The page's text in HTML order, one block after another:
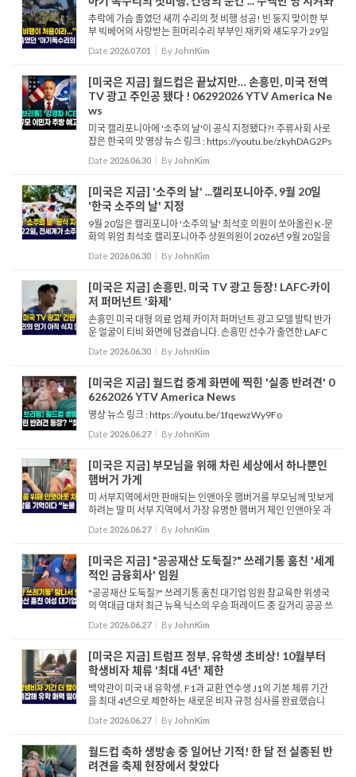
추락에 가슴 졸였던 새끼 수리의 첫 비행 성공! 빈 둥지 맞이한 부
부 빅베어의 사랑받는 흰머리수리 부부인 재키와 섀도우가 29일
새로운 경사를 맞이했습니다. 새끼 수리 루나가 처음으로 날아올
라 아빠인 섀도우가 ...
Date 2026.07.01 By JohnKim
[미국은 지금] 월드컵은 끝났지만… 손흥민, 미국 전역
TV 광고 주인공 됐다 ! 06292026 YTV America Ne
ws
미국 캘리포니아에 '소주의 날'이 공식 지정됐다?! 주류사회 사로
잡은 한국의 맛 영상 뉴스 링크 : https://youtu.be/zkyhDAG2Ps
Date 2026.06.30 By JohnKim
[미국은 지금] '소주의 날' ...캘리포니아주, 9월 20일
'한국 소주의 날' 지정
9월 20일은 캘리포니아 '소주의 날' 최석호 의원이 쏘아올린 K-문
화의 위엄 최석호 캘리포니아주 상원의원이 2026년 9월 20일을
캘리포니아주의 제2회 연례 '소주의 날'로 지정하는 공동 결의안
166호를 발의했습니다. 주 상원 본회의에서 열...
Date 2026.06.30 By JohnKim
[미국은 지금] 손흥민, 미국 TV 광고 등장! LAFC·카이
저 퍼머넌트 '화제'
손흥민 미국 대형 의료 업체 카이저 퍼머넌트 광고 모델 발탁 반가
운 얼굴이 티비 화면에 담겼습니다. 손흥민 선수가 출연한 LAFC
공식 의료 스폰서 카이저 퍼머넌트 광고입니다. 손흥민과 의료진
이 함께 모여 팀워크를 이루는 내용이...
Date 2026.06.30 By JohnKim
[미국은 지금] 월드컵 중계 화면에 찍힌 '실종 반려견' 0
6262026 YTV America News
영상 뉴스 링크 : https://youtu.be/1fqewzWy9Fo
Date 2026.06.27 By JohnKim
[미국은 지금] 부모님을 위해 차린 세상에서 하나뿐인
햄버거 가게
미 서부지역에서만 판매되는 인앤아웃 햄버거를 부모님께 맛보게
하려는 딸 미 서부 지역에서 가장 유명한 햄버거 체인 인앤아웃 과
연 뉴욕에 거주하면 이 맛을 볼 수 없을까 뉴욕에 사는 한 한인 여성
이 부모님을 위해 직접 인앤아웃 햄버거를 만들었습니다. ...
Date 2026.06.27 By JohnKim
[미국은 지금] "공공재산 도둑질?" 쓰레기통 훔친 '세계
적인 금융회사' 임원
"공공재산 도둑질?" 쓰레기통 훔친 대기업 임원 참교육한 위생국
의 역대급 대처 최근 뉴욕 닉스의 우승 퍼레이드 중 길거리 공공 쓰
레기통을 비우고 훔치는 한 여성의 영상이 온라인에서 확산하며
큰 논란을 빚고 있습니다. 해당 영상에는 여성이 쓰레기통의 ...
Date 2026.06.27 By JohnKim
[미국은 지금] 트럼프 정부, 유학생 초비상! 10월부터
학생비자 체류 '최대 4년' 제한
백악관이 미국 내 유학생, F1과 교환 연수생 J1의 기본 체류 기간
을 최대 4년으로 제한하는 새로운 비자 규정 심사를 완료했습니
다. 이 규정이 시행되면 기존의 무기한 체류 허용 제도, DS가 폐지
되기 때문에 학업이 4년을 넘는 박사 과정이나 레지던트 등은 ...
Date 2026.06.27 By JohnKim
월드컵 축하 생방송 중 일어난 기적! 한 달 전 실종된 반
려견을 축제 현장에서 찾았다